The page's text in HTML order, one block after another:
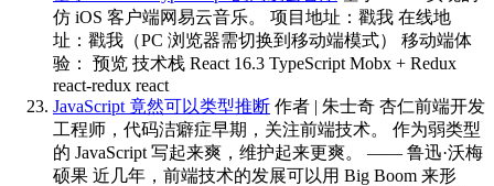
仿 iOS 客户端网易云音乐。 项目地址：戳我 在线地
址：戳我（PC 浏览器需切换到移动端模式） 移动端体
验： 预览 技术栈 React 16.3 TypeScript Mobx + Redux
react-redux react
JavaScript 竟然可以类型推断 作者 | 朱士奇 杏仁前端开发
工程师，代码洁癖症早期，关注前端技术。 作为弱类型
的 JavaScript 写起来爽，维护起来更爽。 —— 鲁迅·沃梅
硕果 近几年，前端技术的发展可以用 Big Boom 来形